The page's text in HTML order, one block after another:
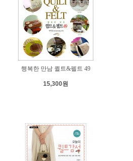
행복한 만남 퀼트&펠트 49
15,300원